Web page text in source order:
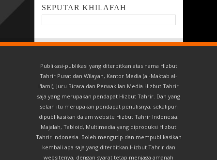
SEPUTAR KHILAFAH
Publikasi-publikasi yang diterbitkan atas nama Hizbut
Tahrir Pusat dan Wilayah, Kantor Media (al-Maktab al-
I'lami), Juru Bicara dan Perwakilan Media Hizbut Tahrir
saja yang merupakan pendapat Hizbut Tahrir. Dan yang
selain itu merupakan pendapat penulisnya, sekalipun
dipublikasikan dalam website Hizbut Tahrir Indonesia,
Majalah, Tabloid, Multimedia yang diproduksi Hizbut
Tahrir Indonesia. Boleh mengutip dan mempublikasikan
kembali apa saja yang diterbitkan Hizbut Tahrir dan
websitenya, dengan syarat tetap menjaga amanah